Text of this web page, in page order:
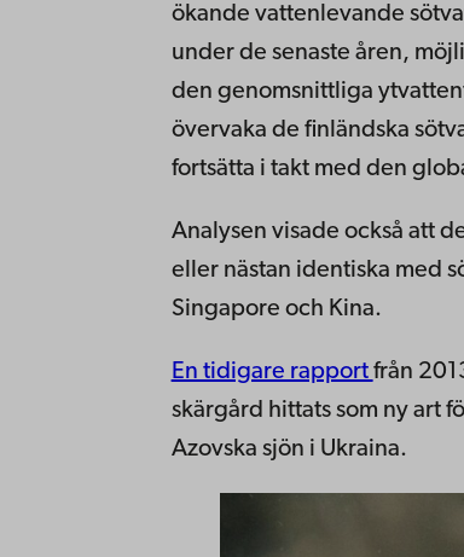
ökande vattenlevande
under de senaste åren,
den genomsnittliga
övervaka de finländska
fortsätta i takt med den
Analysen visade också att
eller nästan identiska med
Singapore och Kina.
En tidigare rapport från
skärgård hittats som ny art
Azovska sjön i Ukraina.